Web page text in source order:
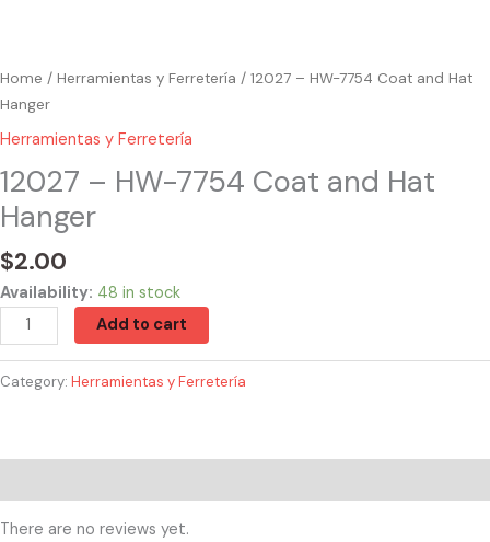
Home / Herramientas y Ferretería / 12027 – HW-7754 Coat and Hat
Hanger
Herramientas y Ferretería
12027 – HW-7754 Coat and Hat
Hanger
$2.00
Availability: 48 in stock
Add to cart
Category: Herramientas y Ferretería
There are no reviews yet.